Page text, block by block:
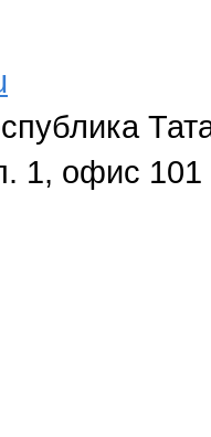
1, офис 101